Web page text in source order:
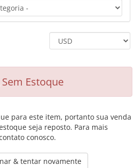
Sem Estoque
para este item, portanto sua venda
seja reposto. Para mais
conosco.
& tentar novamente